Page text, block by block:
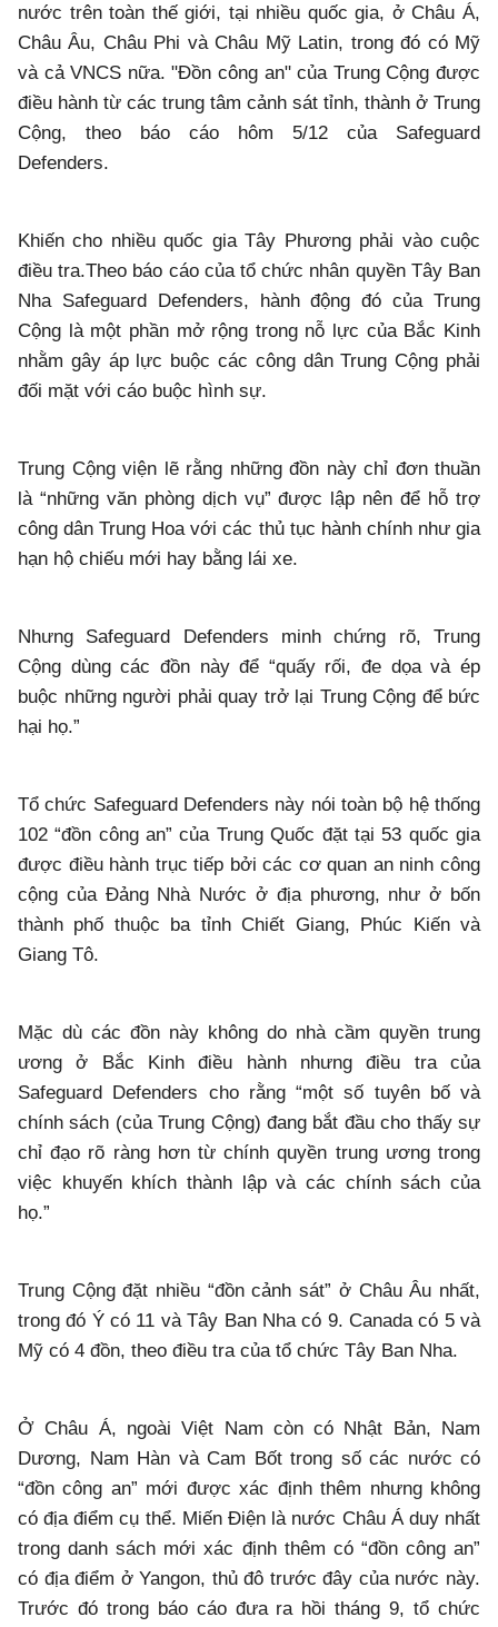
nước trên toàn thế giới, tại nhiều quốc gia, ở Châu Á,
Châu Âu, Châu Phi và Châu Mỹ Latin, trong đó có Mỹ
và cả VNCS nữa. "Đồn công an" của Trung Cộng được
điều hành từ các trung tâm cảnh sát tỉnh, thành ở Trung
Cộng, theo báo cáo hôm 5/12 của Safeguard
Defenders.
Khiến cho nhiều quốc gia Tây Phương phải vào cuộc
điều tra.Theo báo cáo của tổ chức nhân quyền Tây Ban
Nha Safeguard Defenders, hành động đó của Trung
Cộng là một phần mở rộng trong nỗ lực của Bắc Kinh
nhằm gây áp lực buộc các công dân Trung Cộng phải
đối mặt với cáo buộc hình sự.
Trung Cộng viện lẽ rằng những đồn này chỉ đơn thuần
là “những văn phòng dịch vụ” được lập nên để hỗ trợ
công dân Trung Hoa với các thủ tục hành chính như gia
hạn hộ chiếu mới hay bằng lái xe.
Nhưng Safeguard Defenders minh chứng rõ, Trung
Cộng dùng các đồn này để “quấy rối, đe dọa và ép
buộc những người phải quay trở lại Trung Cộng để bức
hại họ.”
Tổ chức Safeguard Defenders này nói toàn bộ hệ thống
102 “đồn công an” của Trung Quốc đặt tại 53 quốc gia
được điều hành trục tiếp bởi các cơ quan an ninh công
cộng của Đảng Nhà Nước ở địa phương, như ở bốn
thành phố thuộc ba tỉnh Chiết Giang, Phúc Kiến và
Giang Tô.
Mặc dù các đồn này không do nhà cầm quyền trung
ương ở Bắc Kinh điều hành nhưng điều tra của
Safeguard Defenders cho rằng “một số tuyên bố và
chính sách (của Trung Cộng) đang bắt đầu cho thấy sự
chỉ đạo rõ ràng hơn từ chính quyền trung ương trong
việc khuyến khích thành lập và các chính sách của
họ.”
Trung Cộng đặt nhiều “đồn cảnh sát” ở Châu Âu nhất,
trong đó Ý có 11 và Tây Ban Nha có 9. Canada có 5 và
Mỹ có 4 đồn, theo điều tra của tổ chức Tây Ban Nha.
Ở Châu Á, ngoài Việt Nam còn có Nhật Bản, Nam
Dương, Nam Hàn và Cam Bốt trong số các nước có
“đồn công an” mới được xác định thêm nhưng không
có địa điểm cụ thể. Miến Điện là nước Châu Á duy nhất
trong danh sách mới xác định thêm có “đồn công an”
có địa điểm ở Yangon, thủ đô trước đây của nước này.
Trước đó trong báo cáo đưa ra hồi tháng 9, tổ chức